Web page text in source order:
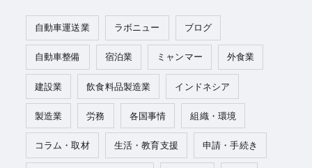
自動車運送業 ラボニュー ブログ
自動車整備 宿泊業 ミャンマー 外食業
建設業 飲食料品製造業 インドネシア
製造業 労務 各国事情 組織・環境
コラム・取材 生活・教育支援 申請・手続き